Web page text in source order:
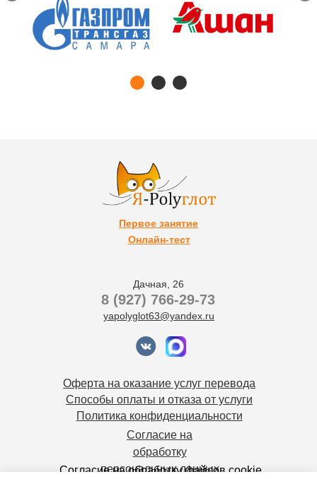
8 (927) 766-29-73
Первое занятие
Дачная, 26
Онлайн-тест
yapolyglot63@yandex.ru
Политика конфиденциальности
Согласие на
обработку
персональных данных
Согласие на обработку файлов cookie
Способы оплаты и отказа от услуги
Оферта на оказание услуг перевода